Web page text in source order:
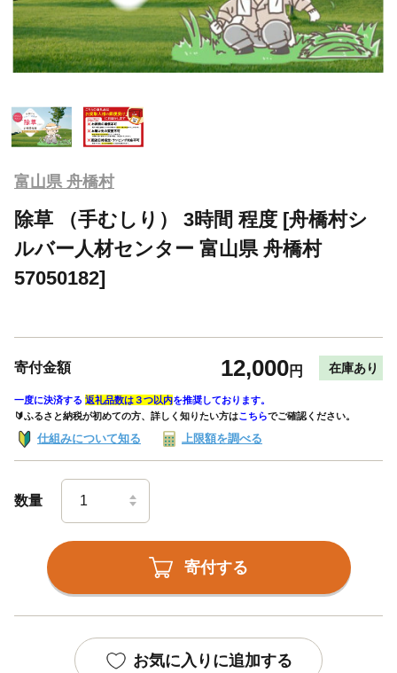
富山県 舟橋村
除草 （手むしり） 3時間 程度 [舟橋村シ
ルバー人材センター 富山県 舟橋村
57050182]
寄付金額 12,000円 在庫あり
一度に決済する 返礼品数は３つ以内を推奨しております。
🔰ふるさと納税が初めての方、詳しく知りたい方はこちらでご確認ください。
仕組みについて知る 上限額を調べる
数量
寄付する
お気に入りに追加する